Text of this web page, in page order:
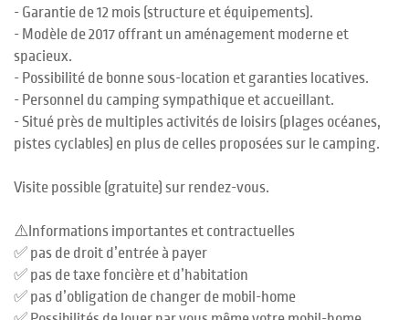
- Garantie de 12 mois (structure et équipements).
- Modèle de 2017 offrant un aménagement moderne et
spacieux.
- Possibilité de bonne sous-location et garanties locatives.
- Personnel du camping sympathique et accueillant.
- Situé près de multiples activités de loisirs (plages océanes,
pistes cyclables) en plus de celles proposées sur le camping.
Visite possible (gratuite) sur rendez-vous.
⚠️Informations importantes et contractuelles
✅ pas de droit d’entrée à payer
✅ pas de taxe foncière et d’habitation
✅ pas d’obligation de changer de mobil-home